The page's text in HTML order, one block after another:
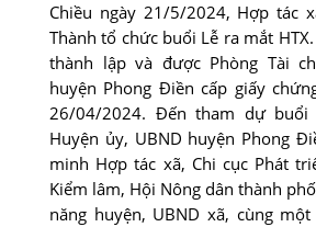
Chiều ngày 21/5/2024, Hợp tác
Thành tổ chức buổi Lễ ra mắt
thành lập và được Phòng Tài
huyện Phong Điền cấp giấy
26/04/2024. Đến tham dự buổi
Huyện ủy, UBND huyện Phong
minh Hợp tác xã, Chi cục Phát
Kiểm lâm, Hội Nông dân thành
năng huyện, UBND xã, cùng